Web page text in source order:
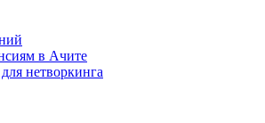
в Ачите
нетворкинга